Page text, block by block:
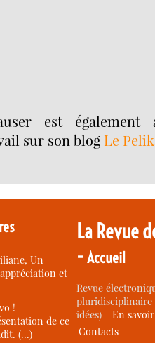
est
sur son blog Le
Un
et
!
de ce
(…)
La Revue
-Accueil
Revue
idées) -En
Contacts